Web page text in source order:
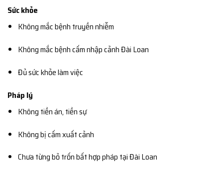
Sức khỏe
Không mắc bệnh truyền nhiễm
Không mắc bệnh cấm nhập cảnh Đài Loan
Đủ sức khỏe làm việc
Pháp lý
Không tiền án, tiền sự
Không bị cấm xuất cảnh
Chưa từng bỏ trốn bất hợp pháp tại Đài Loan